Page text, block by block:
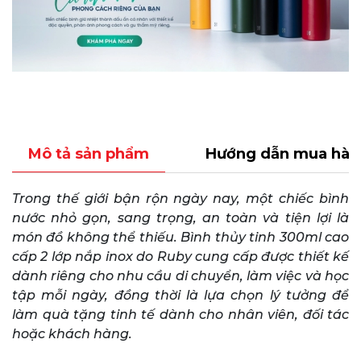
Mô tả sản phẩm Hướng dẫn mua
Trong thế giới bận rộn ngày nay, một chiếc bình
nước nhỏ gọn, sang trọng, an toàn và tiện lợi là
món đồ không thể thiếu. Bình thủy tinh 300ml cao
cấp 2 lớp nắp inox do Ruby cung cấp được thiết kế
dành riêng cho nhu cầu di chuyển, làm việc và học
tập mỗi ngày, đồng thời là lựa chọn lý tưởng để
làm quà tặng tinh tế dành cho nhân viên, đối tác
hoặc khách hàng.